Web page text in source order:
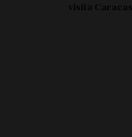
visita Caracas